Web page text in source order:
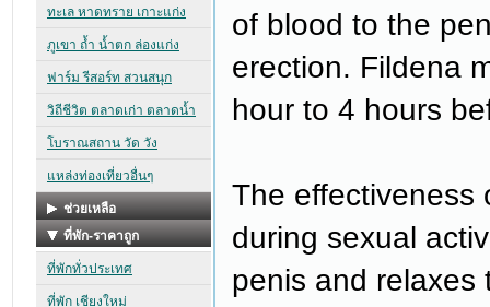
of blood to the
erection. Fildena
hour to 4 hours
The effectiveness
during sexual
penis and relaxes